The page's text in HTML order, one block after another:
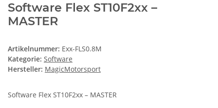
Software Flex ST10F2xx –
MASTER
Artikelnummer: Exx-FLS0.8M
Kategorie: Software
Hersteller: MagicMotorsport
Software Flex ST10F2xx – MASTER